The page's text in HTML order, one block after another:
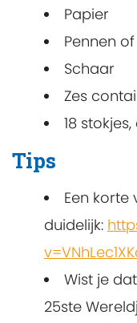
Papier
Pennen
Schaar
Zes
18
Tips
Een korte
duidelijk:
Wist je
25ste